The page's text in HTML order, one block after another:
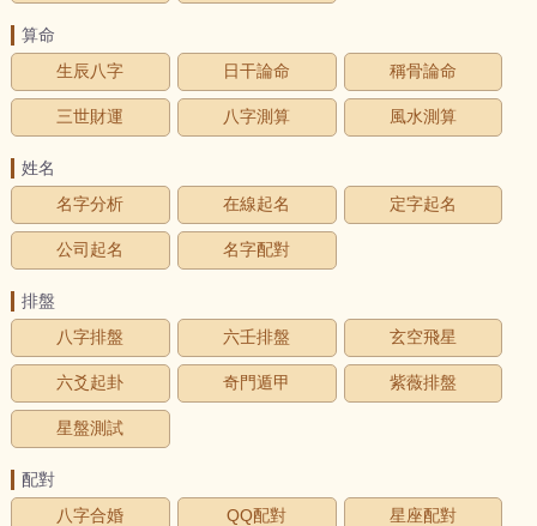
算命
生辰八字
日干論命 稱骨論命
三世財運 八字測算 風水測算
姓名
名字分析
在線起名 定字起名
公司起名 名字配對
排盤
八字排盤
六壬排盤 玄空飛星
六爻起卦 奇門遁甲 紫薇排盤
星盤測試
配對
八字合婚
QQ配對 星座配對